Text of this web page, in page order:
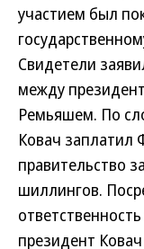
участием был
Свидетели
между
Ремьяшем. По
Ковач заплатил
правительство
шиллингов.
президент